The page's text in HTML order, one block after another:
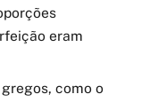
eram
como o